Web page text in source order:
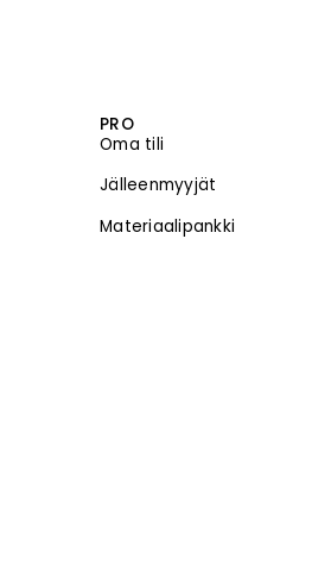
PRO
Oma tili
Jälleenmyyjät
Materiaalipankki